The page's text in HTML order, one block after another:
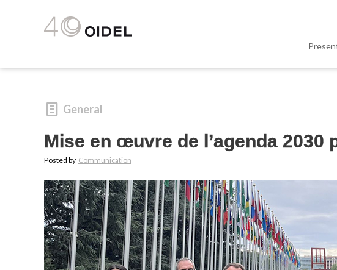
General
Mise en œuvre de l’agenda
Posted by Communication